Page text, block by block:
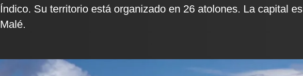
Índico. Su territorio está organizado en 26 atolones. La capital es
Malé.